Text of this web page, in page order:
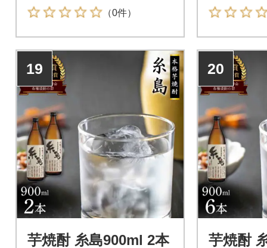
クがあり、やわらかい飲み口
の芋焼酎です。【配送期日】
準備が整い次第、順次発送
【内容量・規格等】900ml×1
本【地場産品基準該当理由】
区域内で生産されたさつまい
も・酒米が原材料の50%以上
を占めるため。
（0件）
00%糸島産
ずま」を使
も糸島産米
クがあり、
の芋焼酎で
のをオス
作り方、ラ
こだわりの
19
芋焼酎 糸島900ml 2本
20
芋焼酎